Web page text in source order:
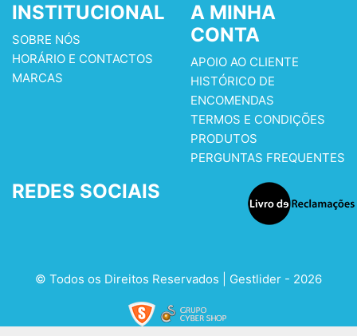
INSTITUCIONAL
SOBRE NÓS
HORÁRIO E CONTACTOS
MARCAS
A MINHA
CONTA
APOIO AO CLIENTE
HISTÓRICO DE
ENCOMENDAS
TERMOS E CONDIÇÕES
PRODUTOS
PERGUNTAS FREQUENTES
REDES SOCIAIS
© Todos os Direitos Reservados | Gestlider - 2026